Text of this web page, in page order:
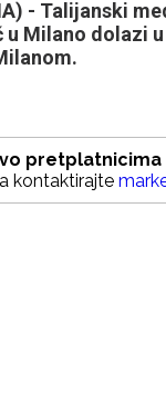
- Talijanski
Milano dolazi
pretplatnicima
kontaktirajte